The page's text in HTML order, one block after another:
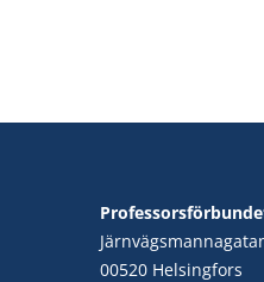
00520 Helsingfors